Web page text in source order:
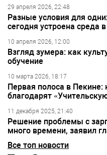
29 апреля 2026, 22:48
Разные условия для
сегодня устроена среда
10 апреля 2026, 12:00
Взгляд зумера: как
обучение
10 марта 2026, 18:17
Первая полоса в Пекине:
благодарят
11 декабря 2025, 21:40
Решение проблемы с
много времени, заявил
Все топ новости